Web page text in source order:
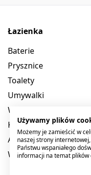
Łazienka
Baterie
Prysznice
Toalety
Umywalki
Wanny
Kabiny
Akcesoria
Wszystkie kategorie
Używamy plików
Możemy je zamieścić w
naszej strony
Państwu wspaniałego
informacji na temat